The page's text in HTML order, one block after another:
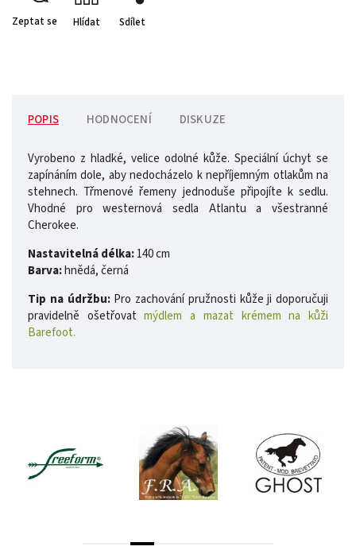
Zeptat se Hlídat Sdílet
POPIS HODNOCENÍ DISKUZE
Vyrobeno z hladké, velice odolné kůže. Speciální úchyt se
zapínáním dole, aby nedocházelo k nepříjemným otlakům na
stehnech. Třmenové řemeny jednoduše připojíte k sedlu.
Vhodné pro westernová sedla Atlantu a všestranné
Cherokee.
Nastavitelná délka:140 cm
Barva:hnědá, černá
Tip na údržbu:Pro zachování pružnosti kůže ji doporučuji
pravidelně ošetřovatmýdlem a mazat krémem na kůži
Barefoot.